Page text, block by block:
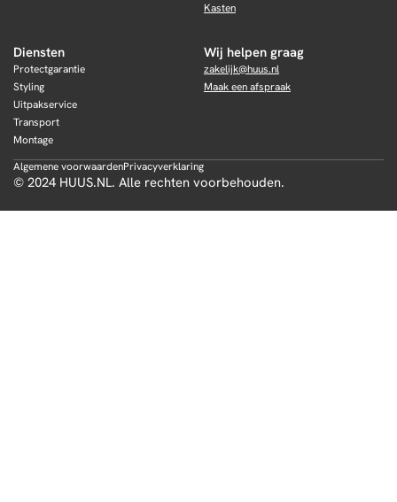
Kasten
Diensten
Protectgarantie
Styling
Uitpakservice
Transport
Montage
Wij helpen graag
zakelijk@huus.nl
Maak een afspraak
Algemene voorwaardenPrivacyverklaring
© 2024 HUUS.NL. Alle rechten voorbehouden.